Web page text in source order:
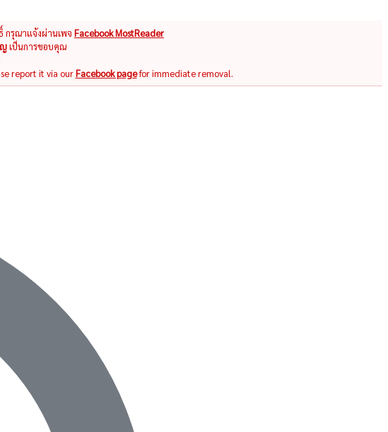
กรุณาแจ้งผ่านเพจ Facebook MostReader
เป็นการขอบคุณ
report it via ourFacebook pagefor immediate removal.